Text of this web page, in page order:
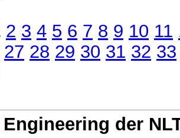
2 3 4 5 6 7 8 9 10 11
27 28 29 30 31 32 33
Engineering der